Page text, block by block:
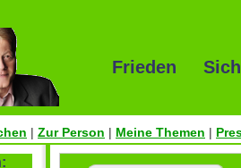
Frieden
| Zur Person | Meine Themen |